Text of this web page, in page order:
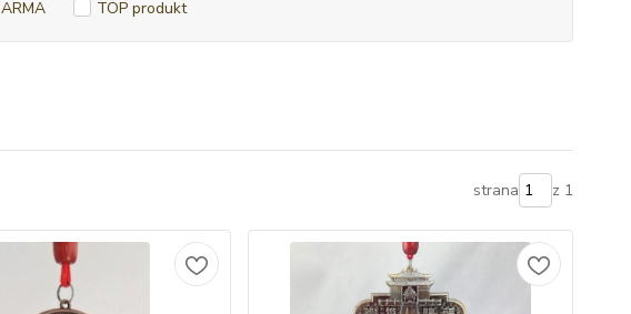
TOP produkt
strana z 1